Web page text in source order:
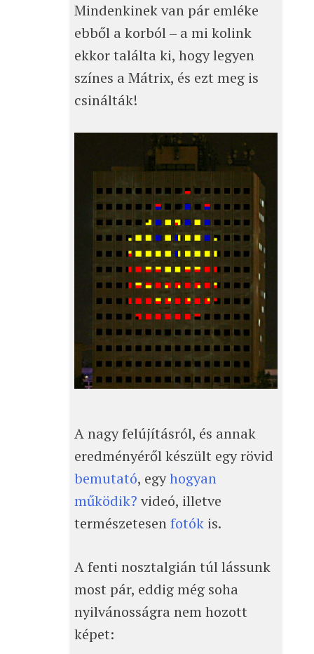
Mindenkinek van pár emléke
ebből a korból ‒ a mi kolink
ekkor találta ki, hogy legyen
színes a Mátrix, és ezt meg is
csinálták!
A nagy felújításról, és annak
eredményéről készült egy rövid
bemutató, egyhogyan
működik? videó, illetve
természetesenfotók is.
A fenti nosztalgián túl lássunk
most pár, eddig még soha
nyilvánosságra nem hozott
képet: